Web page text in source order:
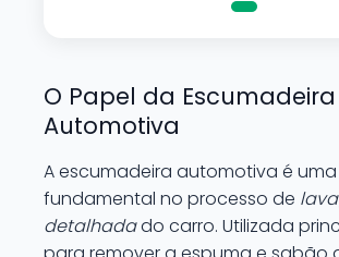
O Papel da Escumadeira
Automotiva
A escumadeira automotiva é
fundamental no processo de
detalhadado carro. Utilizada